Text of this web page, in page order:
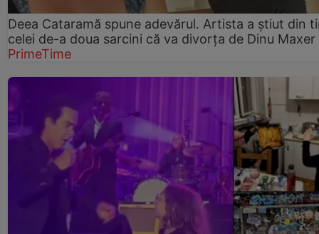
Deea Cataramă spune adevărul. Artista a știut din
celei de-a doua sarcini că va divorța de Dinu Maxer
PrimeTime